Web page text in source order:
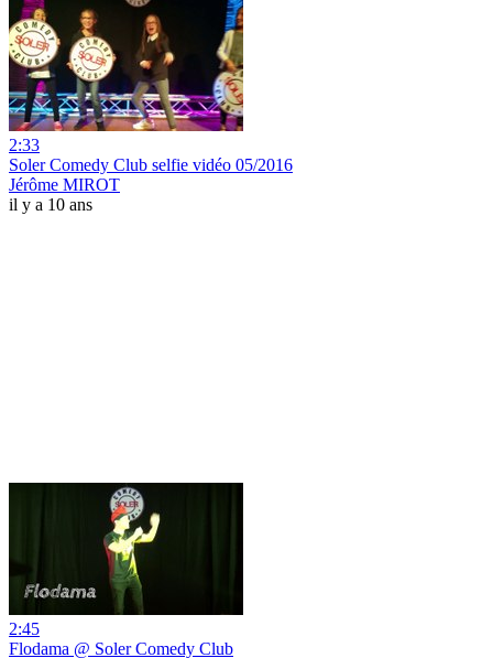
2:33
Soler Comedy Club selfie vidéo 05/2016
Jérôme MIROT
il y a 10 ans
2:45
Flodama @ Soler Comedy Club